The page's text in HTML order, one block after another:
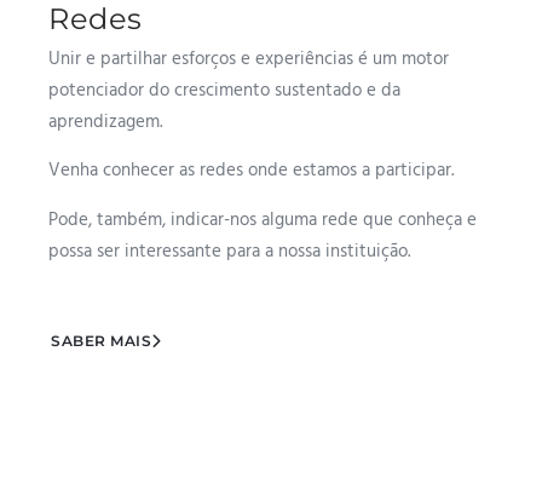
Redes
Unir e partilhar esforços e experiências é um motor
potenciador do crescimento sustentado e da
aprendizagem.
Venha conhecer as redes onde estamos a participar.
Pode, também, indicar-nos alguma rede que conheça e
possa ser interessante para a nossa instituição.
SABER MAIS